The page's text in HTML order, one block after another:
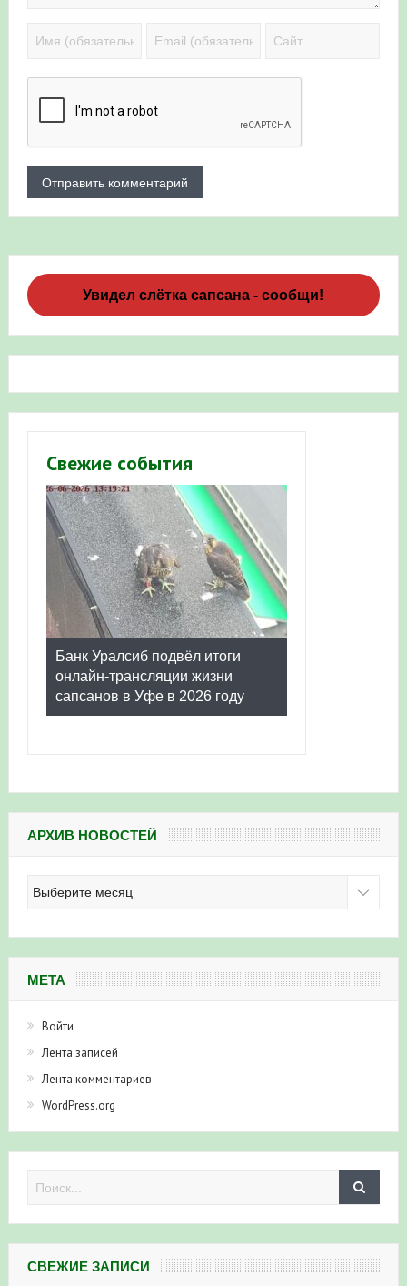
Увидел слётка сапсана - сообщи!
Свежие события
Банк Уралсиб подвёл итоги
онлайн-трансляции жизни
сапсанов в Уфе в 2026 году
АРХИВ НОВОСТЕЙ
новостей
МЕТА
Войти
Лента записей
Лента комментариев
WordPress.org
СВЕЖИЕ ЗАПИСИ